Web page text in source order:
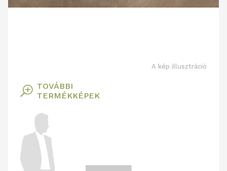
A kép illusztráció
T TOVÁBBI
TERMÉKKÉPEK